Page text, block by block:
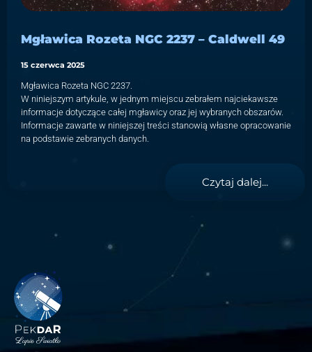
Mgławica Rozeta NGC 2237 – Caldwell 49
15 czerwca 2025
Mgławica Rozeta NGC 2237.
W niniejszym artykule, w jednym miejscu zebrałem najciekawsze
informacje dotyczące całej mgławicy oraz jej wybranych obszarów.
Informacje zawarte w niniejszej treści stanowią własne opracowanie
na podstawie zebranych danych.
Czytaj dalej...